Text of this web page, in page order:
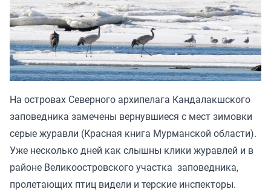
На островах Северного архипелага Кандалакшского
заповедника замечены вернувшиеся с мест зимовки
серые журавли (Красная книга Мурманской области).
Уже несколько дней как слышны клики журавлей и в
районе Великоостровского участка заповедника,
пролетающих птиц видели и терские инспекторы.